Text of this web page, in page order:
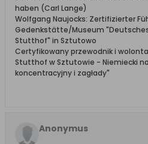
haben (Carl Lange)
Wolfgang Naujocks: Zertifizierter
Gedenkstätte/Museum
Stutthof" in Sztutowo
Certyfikowany przewodnik i
Stutthof w Sztutowie - Niemiecki
koncentracyjny i zagłady"
Anonymus